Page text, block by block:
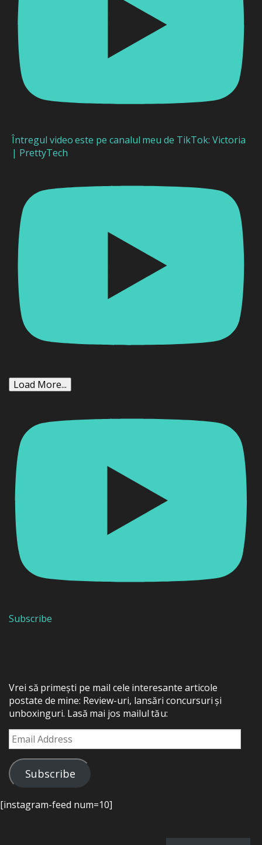
Întregul video este pe canalul meu de TikTok: Victoria
| PrettyTech
Load More...
Subscribe
Vrei să primești pe mail cele interesante articole
postate de mine: Review-uri, lansări concursuri și
unboxinguri. Lasă mai jos mailul tău:
Email
Address
Subscribe
[instagram-feed num=10]